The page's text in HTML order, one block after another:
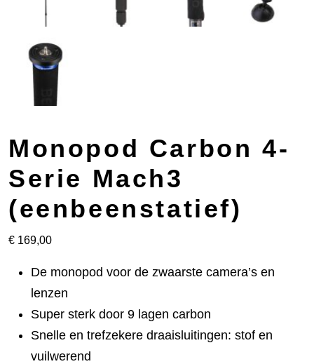
Monopod Carbon 4-
Serie Mach3
(eenbeenstatief)
€ 169,00
De monopod voor de zwaarste camera’s en
lenzen
Super sterk door 9 lagen carbon
Snelle en trefzekere draaisluitingen: stof en
vuilwerend